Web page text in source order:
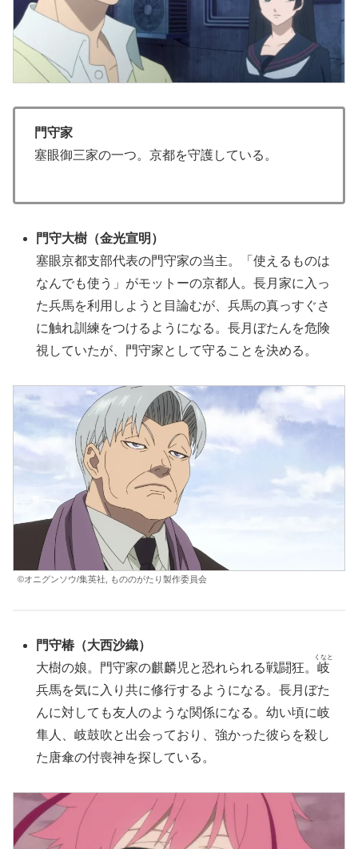
門守家
塞眼御三家の一つ。京都を守護している。
門守大樹 （金光宣明）
塞眼京都支部代表の門守家の当主。「使えるものは
なんでも使う」がモットーの京都人。長月家に入っ
た兵馬を利用しようと目論むが、兵馬の真っすぐさ
に触れ訓練をつけるようになる。長月ぼたんを危険
視していたが、門守家として守ることを決める。
©オニグンソウ/集英社, もののがたり製作委員会
門守椿（大西沙織）
大樹の娘。門守家の麒麟児と恐れられる戦闘狂。岐
くなと
兵馬を気に入り共に修行するようになる。長月ぼた
んに対しても友人のような関係になる。幼い頃に岐
隼人、岐鼓吹と出会っており、強かった彼らを殺し
た唐傘の付喪神を探している。